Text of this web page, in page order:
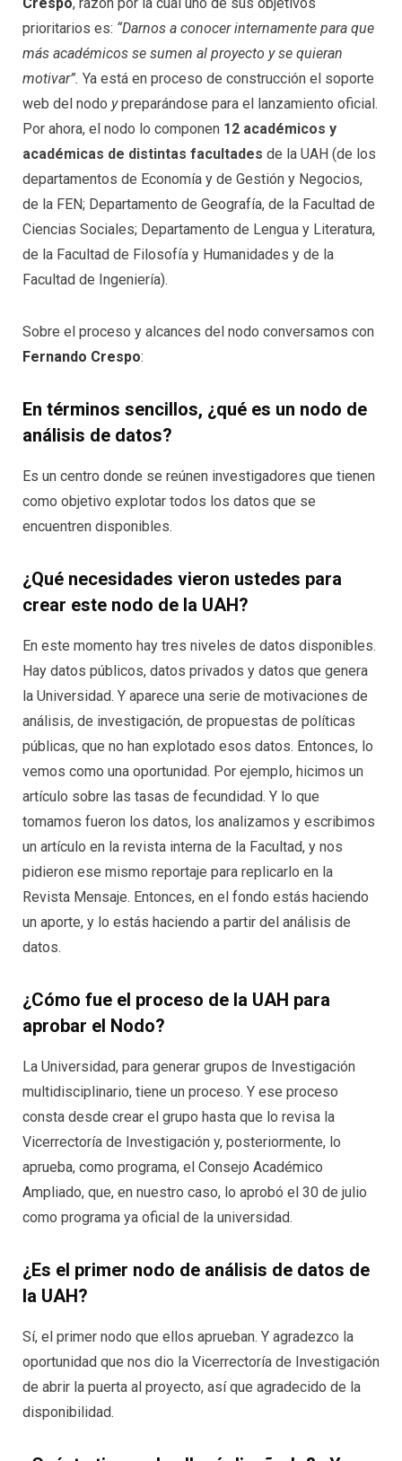
Crespo, razón por la cual uno de sus objetivos
prioritarios es: “Darnos a conocer internamente para que
más académicos se sumen al proyecto y se quieran
motivar”. Ya está en proceso de construcción el soporte
web del nodo ypreparándose para el lanzamiento oficial.
Por ahora, el nodo lo componen 12 académicos y
académicas de distintas facultades de la UAH (de los
departamentos de Economía y de Gestión y Negocios,
de la FEN; Departamento de Geografía, de la Facultad de
Ciencias Sociales; Departamento de Lengua y Literatura,
de la Facultad de Filosofía y Humanidades y de la
Facultad de Ingeniería).
Sobre el proceso y alcances del nodo conversamos con
Fernando Crespo:
En términos sencillos, ¿qué es un nodo de
análisis de datos?
Es un centro donde se reúnen investigadores que tienen
como objetivo explotar todos los datos que se
encuentren disponibles.
¿Qué necesidades vieron ustedes para
crear este nodo de la UAH?
En este momento hay tres niveles de datos disponibles.
Hay datos públicos, datos privados y datos que genera
la Universidad. Y aparece una serie de motivaciones de
análisis, de investigación, de propuestas de políticas
públicas, que no han explotado esos datos. Entonces, lo
vemos como una oportunidad. Por ejemplo, hicimos un
artículo sobre las tasas de fecundidad. Y lo que
tomamos fueron los datos, los analizamos y escribimos
un artículo en la revista interna de la Facultad, y nos
pidieron ese mismo reportaje para replicarlo en la
Revista Mensaje. Entonces, en el fondo estás haciendo
un aporte, y lo estás haciendo a partir del análisis de
datos.
¿Cómo fue el proceso de la UAH para
aprobar el Nodo?
La Universidad, para generar grupos de Investigación
multidisciplinario, tiene un proceso. Y ese proceso
consta desde crear el grupo hasta que lo revisa la
Vicerrectoría de Investigación y, posteriormente, lo
aprueba, como programa, el Consejo Académico
Ampliado, que, en nuestro caso, lo aprobó el 30 de julio
como programa ya oficial de la universidad.
¿Es el primer nodo de análisis de datos de
la UAH?
Sí, el primer nodo que ellos aprueban. Y agradezco la
oportunidad que nos dio la Vicerrectoría de Investigación
de abrir la puerta al proyecto, así que agradecido de la
disponibilidad.